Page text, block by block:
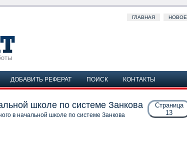
ГЛАВНАЯ НОВОЕ
ДОБАВИТЬ РЕФЕРАТ ПОИСК КОНТАКТЫ
Страница
13
школе по системе Занкова
в начальной школе по системе Занкова